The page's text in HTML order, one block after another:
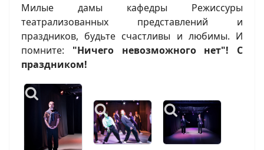
Милые дамы кафедры Режиссуры
театрализованных представлений и
праздников, будьте счастливы и любимы. И
помните: "Ничего невозможного нет"! С
праздником!